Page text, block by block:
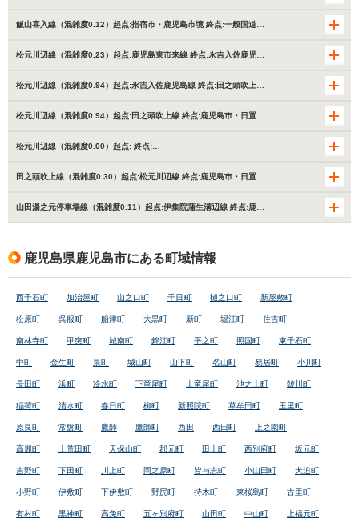
飯山喜入線（混雑度0.12）起点:指宿市・鹿児島市境 終点:一般国道…
松元川辺線（混雑度0.23）起点:鹿児島東市来線 終点:永吉入佐鹿児…
松元川辺線（混雑度0.94）起点:永吉入佐鹿児島線 終点:田之頭吹上…
松元川辺線（混雑度0.94）起点:田之頭吹上線 終点:鹿児島市・日置…
松元川辺線（混雑度0.00）起点: 終点:…
田之頭吹上線（混雑度0.30）起点:松元川辺線 終点:鹿児島市・日置…
山田湯之元停車場線（混雑度0.11）起点:伊集院蒲生溝辺線 終点:鹿…
鹿児島県鹿児島市にある町域情報
西千石町 加治屋町 山之口町 千日町 樋之口町 新屋敷町
松原町 呉服町 船津町 大黒町 新町 堀江町 住吉町
南林寺町 甲突町 城南町 錦江町 平之町 照国町 東千石町
中町 金生町 泉町 城山町 山下町 名山町 易居町 小川町
長田町 浜町 冷水町 下竜尾町 上竜尾町 池之上町 皷川町
稲荷町 清水町 春日町 柳町 新照院町 草牟田町 玉里町
原良町 常盤町 鷹師 鷹師町 西田 西田町 上之園町
高麗町 上荒田町 天保山町 郡元町 田上町 西別府町 坂元町
吉野町 下田町 川上町 岡之原町 皆与志町 小山田町 犬迫町
小野町 伊敷町 下伊敷町 野尻町 持木町 東桜島町 古里町
有村町 黒神町 高免町 五ヶ別府町 山田町 中山町 上福元町